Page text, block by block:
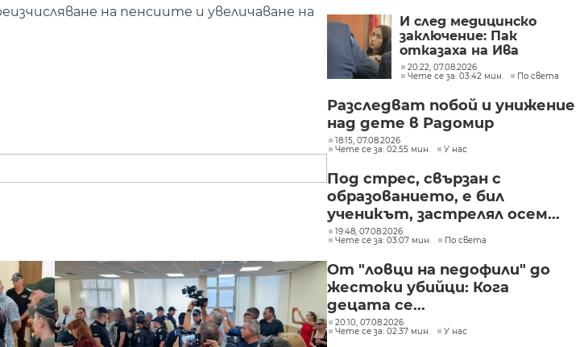
на пенсиите и увеличаване на
И след медицинско
заключение: Пак
отказаха на Ива
Михайлова да се лекува
в България
20:22, 07.08.2026
Чете се за: 03:42 мин.
По света
Разследват побой и унижение
над дете в Радомир
18:15, 07.08.2026
Чете се за: 02:55 мин.
У нас
Под стрес, свързан с
образованието, е бил
ученикът, застрелял осем...
19:48, 07.08.2026
Чете се за: 03:07 мин.
По света
От "ловци на педофили" до
жестоки убийци: Кога
децата се...
20:10, 07.08.2026
Чете се за: 02:37 мин.
У нас